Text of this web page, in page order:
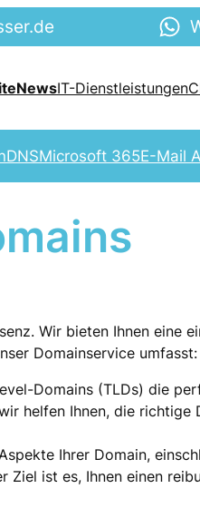
NewsIT-Dienstleistungen
Microsoft 365E-Mail
Wir bieten Ihnen eine
Domainservice umfasst:
Domains (TLDs) die
helfen Ihnen, die
Ihrer Domain,
ist es, Ihnen einen